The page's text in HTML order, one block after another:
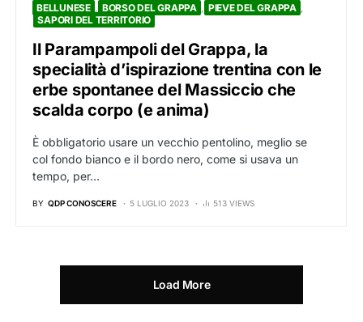
BELLUNESE BORSO DEL GRAPPA
PIEVE DEL GRAPPA
SAPORI DEL TERRITORIO
Il Parampampoli del Grappa, la
specialità d’ispirazione trentina con le
erbe spontanee del Massiccio che
scalda corpo (e anima)
È obbligatorio usare un vecchio pentolino, meglio se
col fondo bianco e il bordo nero, come si usava un
tempo, per…
BY QDP CONOSCERE 5 LUGLIO 2023 513 VIEWS
Load More